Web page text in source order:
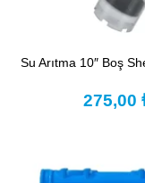
Su Arıtma 10″ Boş
275,00